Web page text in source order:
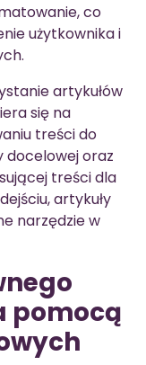
co
użytkownika i
artykułów
się na
treści do
docelowej oraz
treści dla
artykuły
narzędzie w
pomocą